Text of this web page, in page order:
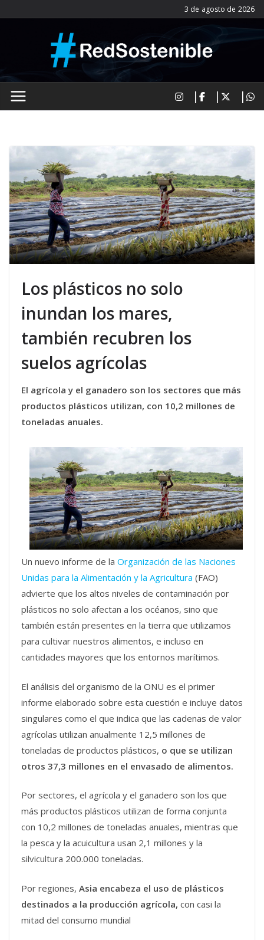
al
3 de agosto de 2026
Los plásticos no solo
inundan los mares,
también recubren los
suelos agrícolas
El agrícola y el ganadero son los sectores que más
productos plásticos utilizan, con 10,2 millones de
toneladas anuales.
Un nuevo informe de la Organización de las Naciones
Unidas para la Alimentación y la Agricultura (FAO)
advierte que los altos niveles de contaminación por
plásticos no solo afectan a los océanos, sino que
también están presentes en la tierra que utilizamos
para cultivar nuestros alimentos, e incluso en
cantidades mayores que los entornos marítimos.
El análisis del organismo de la ONU es el primer
informe elaborado sobre esta cuestión e incluye datos
singulares como el que indica que las cadenas de valor
agrícolas utilizan anualmente 12,5 millones de
toneladas de productos plásticos, o que se utilizan
otros 37,3 millones en el envasado de alimentos.
Por sectores, el agrícola y el ganadero son los que
más productos plásticos utilizan de forma conjunta
con 10,2 millones de toneladas anuales, mientras que
la pesca y la acuicultura usan 2,1 millones y la
silvicultura 200.000 toneladas.
Por regiones, Asia encabeza el uso de plásticos
destinados a la producción agrícola, con casi la
mitad del consumo mundial